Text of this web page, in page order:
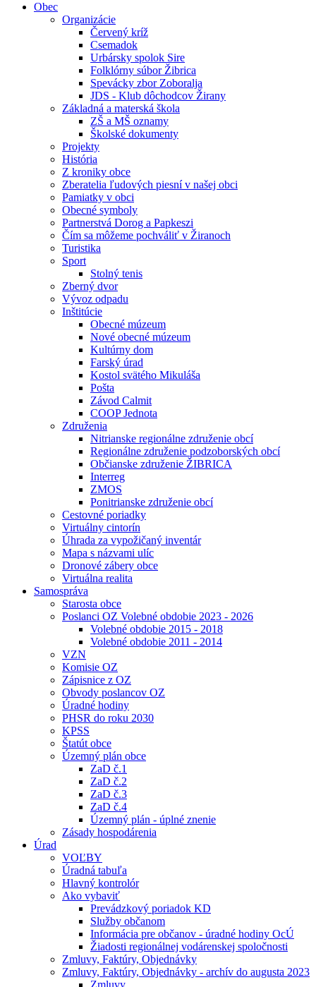
Obec
Organizácie
Červený kríž
Csemadok
Urbársky spolok Sire
Folklórny súbor Žibrica
Spevácky zbor Zoboralja
JDS - Klub dôchodcov Žirany
Základná a materská škola
ZŠ a MŠ oznamy
Školské dokumenty
Projekty
História
Z kroniky obce
Zberatelia ľudových piesní v našej obci
Pamiatky v obci
Obecné symboly
Partnerstvá Dorog a Papkeszi
Čím sa môžeme pochváliť v Žiranoch
Turistika
Sport
Stolný tenis
Zberný dvor
Vývoz odpadu
Inštitúcie
Obecné múzeum
Nové obecné múzeum
Kultúrny dom
Farský úrad
Kostol svätého Mikuláša
Pošta
Závod Calmit
COOP Jednota
Združenia
Nitrianske regionálne združenie obcí
Regionálne združenie podzoborských obcí
Občianske združenie ŽIBRICA
Interreg
ZMOS
Ponitrianske združenie obcí
Cestovné poriadky
Virtuálny cintorín
Úhrada za vypožičaný inventár
Mapa s názvami ulíc
Dronové zábery obce
Virtuálna realita
Samospráva
Starosta obce
Poslanci OZ Volebné obdobie 2023 - 2026
Volebné obdobie 2015 - 2018
Volebné obdobie 2011 - 2014
VZN
Komisie OZ
Zápisnice z OZ
Obvody poslancov OZ
Úradné hodiny
PHSR do roku 2030
KPSS
Štatút obce
Územný plán obce
ZaD č.1
ZaD č.2
ZaD č.3
ZaD č.4
Územný plán - úplné znenie
Zásady hospodárenia
Úrad
VOĽBY
Úradná tabuľa
Hlavný kontrolór
Ako vybaviť
Prevádzkový poriadok KD
Služby občanom
Informácia pre občanov - úradné hodiny OcÚ
Žiadosti regionálnej vodárenskej spoločnosti
Zmluvy, Faktúry, Objednávky
Zmluvy, Faktúry, Objednávky - archív do augusta 2023
Zmluvy